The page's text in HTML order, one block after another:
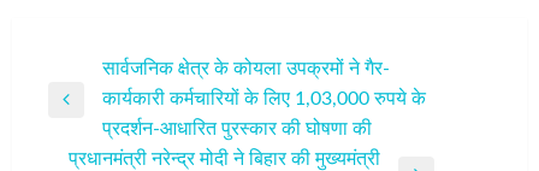
नेविगेशन
सार्वजनिक क्षेत्र के कोयला उपक्रमों ने गैर-
कार्यकारी कर्मचारियों के लिए 1,03,000 रुपये के
प्रदर्शन-आधारित पुरस्कार की घोषणा की
प्रधानमंत्री नरेन्द्र मोदी ने बिहार की मुख्यमंत्री